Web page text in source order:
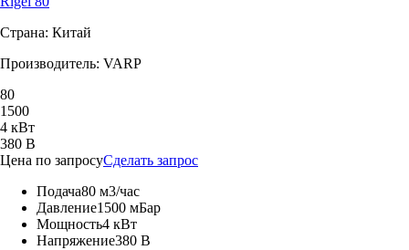
Страна: Китай
Производитель: VARP
80
1500
4 кВт
380 В
Цена по запросуСделать запрос
Подача80 м3/час
Давление1500 мБар
Мощность4 кВт
Напряжение380 В